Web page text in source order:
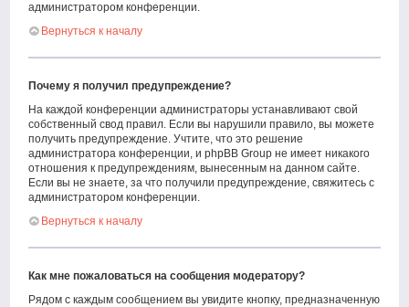
администратором конференции.
Вернуться к началу
Почему я получил предупреждение?
На каждой конференции администраторы устанавливают свой
собственный свод правил. Если вы нарушили правило, вы можете
получить предупреждение. Учтите, что это решение
администратора конференции, и phpBB Group не имеет никакого
отношения к предупреждениям, вынесенным на данном сайте.
Если вы не знаете, за что получили предупреждение, свяжитесь с
администратором конференции.
Вернуться к началу
Как мне пожаловаться на сообщения модератору?
Рядом с каждым сообщением вы увидите кнопку, предназначенную